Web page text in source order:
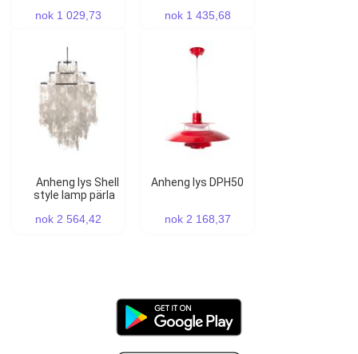
nok 1 029,73
nok 1 435,68
Anheng lys Shell
style lamp pärla
nok 2 564,42
Anheng lys DPH50
nok 2 168,37